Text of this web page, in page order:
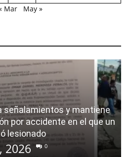
Mar
May »
señalamientos y mantiene
por accidente en el que un
lesionado
2026 0